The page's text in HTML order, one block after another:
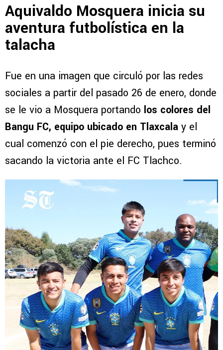
Aquivaldo Mosquera inicia su
aventura futbolística en la
talacha
Fue en una imagen que circuló por las redes
sociales a partir del pasado 26 de enero, donde
se le vio a Mosquera portando los colores del
Bangu FC, equipo ubicado en Tlaxcala y el
cual comenzó con el pie derecho, pues terminó
sacando la victoria ante el FC Tlachco.